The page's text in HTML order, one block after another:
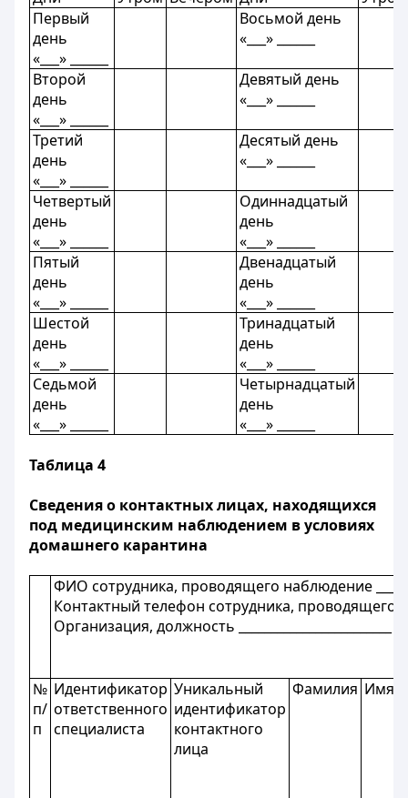
Первый
день
«___» ______
Восьмой день
«___» ______
Второй
день
«___» ______
Девятый день
«___» ______
Третий
день
«___» ______
Десятый день
«___» ______
Четвертый
день
«___» ______
Одиннадцатый
день
«___» ______
Пятый
день
«___» ______
Двенадцатый
день
«___» ______
Шестой
день
«___» ______
Тринадцатый
день
«___» ______
Седьмой
день
«___» ______
Четырнадцатый
день
«___» ______
Таблица 4
Сведения о контактных лицах, находящихся
под медицинским наблюдением в условиях
домашнего карантина
ФИО сотрудника, проводящего наблюдение
Контактный телефон сотрудника, проводящего
Организация, должность ________________________
№
п/
п
Идентификатор
ответственного
специалиста
Уникальный
идентификатор
контактного
лица
Фамилия Имя